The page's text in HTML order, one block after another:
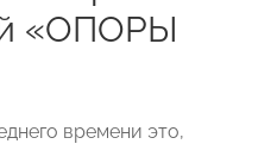
«ОПОРЫ
времени это,